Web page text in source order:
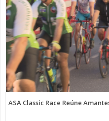
ASA Classic Race Reúne